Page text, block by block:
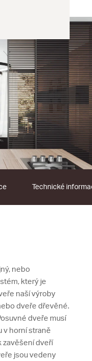
Technické
nebo
který je
naší výroby
dveře dřevěné.
dveře musí
v horní straně
zavěšení dveří
jsou vedeny